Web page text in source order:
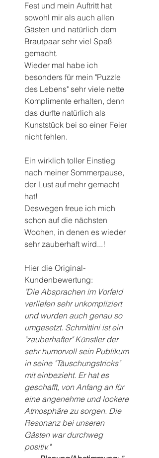
Fest und mein Auftritt hat
sowohl mir als auch allen
Gästen und natürlich dem
Brautpaar sehr viel Spaß
gemacht.
Wieder mal habe ich
besonders für mein "Puzzle
des Lebens" sehr viele nette
Komplimente erhalten, denn
das durfte natürlich als
Kunststück bei so einer Feier
nicht fehlen.
Ein wirklich toller Einstieg
nach meiner Sommerpause,
der Lust auf mehr gemacht
hat!
Deswegen freue ich mich
schon auf die nächsten
Wochen, in denen es wieder
sehr zauberhaft wird...!
Hier die Original-
Kundenbewertung:
"Die Absprachen im Vorfeld
verliefen sehr unkompliziert
und wurden auch genau so
umgesetzt. Schmittini ist ein
"zauberhafter" Künstler der
sehr humorvoll sein Publikum
in seine "Täuschungstricks"
mit einbezieht. Er hat es
geschafft, von Anfang an für
eine angenehme und lockere
Atmosphäre zu sorgen. Die
Resonanz bei unseren
Gästen war durchweg
positiv."